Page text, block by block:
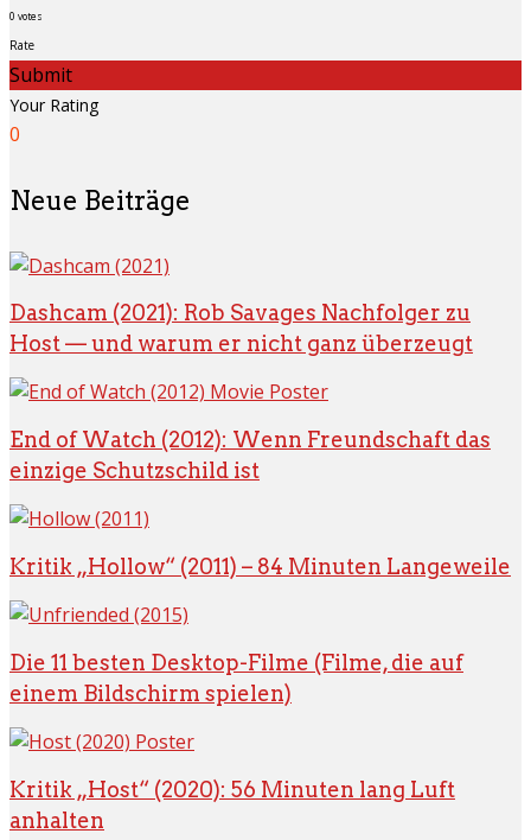
0 votes
Rate
Submit
Your Rating
0
Neue Beiträge
Dashcam (2021): Rob Savages Nachfolger zu
Host — und warum er nicht ganz überzeugt
End of Watch (2012): Wenn Freundschaft das
einzige Schutzschild ist
Kritik „Hollow“ (2011) – 84 Minuten Langeweile
Die 11 besten Desktop-Filme (Filme, die auf
einem Bildschirm spielen)
Kritik „Host“ (2020): 56 Minuten lang Luft
anhalten